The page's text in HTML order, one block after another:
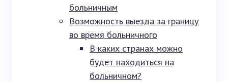
больничным
Возможность выезда за границу
во время больничного
В каких странах можно
будет находиться на
больничном?